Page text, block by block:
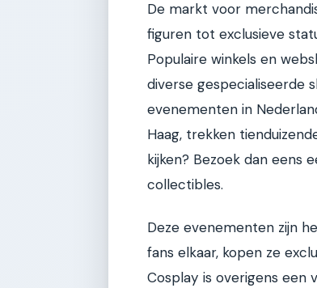
De markt voor
figuren tot exclusieve
Populaire winkels en
diverse gespecialiseerde
evenementen in
Haag, trekken
kijken? Bezoek dan eens
collectibles.
Deze evenementen zijn
fans elkaar, kopen ze
Cosplay is overigens een